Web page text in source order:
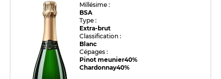
Millésime :
BSA
Type :
Extra-brut
Classification :
Blanc
Cépages :
Pinot meunier40%
Chardonnay40%